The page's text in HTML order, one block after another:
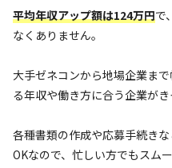
平均年収アップ額は124万円で
なくありません。
大手ゼネコンから地場企業ま
る年収や働き方に合う企業がき
各種書類の作成や応募手続き
OKなので、忙しい方でもスム